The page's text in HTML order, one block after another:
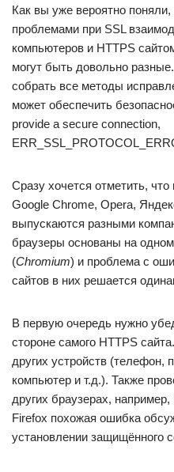
Как вы уже вероятно
проблемами при SSL
компьютеров и HTTPS
могут быть довольно
собрать все методы
может обеспечить
provide a secure connection,
Сразу хочется отметить,
Google Chrome, Opera,
выпускаются разными
браузеры основаны на
(Chromium) и проблема с
сайтов в них решается
В первую очередь нужно
стороне самого HTTPS
других устройств
компьютер и т.д.). Также
других браузерах,
Firefox похожая ошибка
установлении защищённого